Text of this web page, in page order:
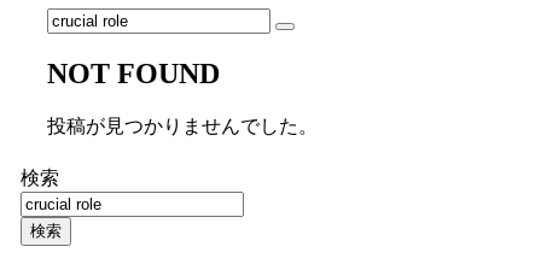
NOT FOUND
投稿が見つかりませんでした。
検索
検索